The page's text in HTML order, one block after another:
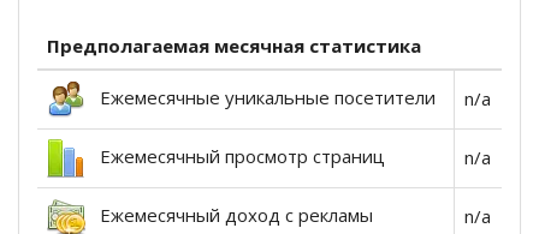
Предполагаемая месячная статистика
Ежемесячные уникальные посетители n/a
Ежемесячный просмотр страниц n/a
Ежемесячный доход с рекламы n/a